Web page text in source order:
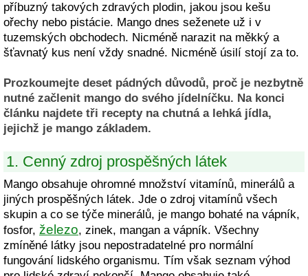
příbuzný takových zdravých plodin, jakou jsou kešu
ořechy nebo pistácie. Mango dnes seženete už i v
tuzemských obchodech. Nicméně narazit na měkký a
šťavnatý kus není vždy snadné. Nicméně úsilí stojí za to.
Prozkoumejte deset pádných důvodů, proč je nezbytně
nutné začlenit mango do svého jídelníčku. Na konci
článku najdete tři recepty na chutná a lehká jídla,
jejichž je mango základem.
1. Cenný zdroj prospěšných látek
Mango obsahuje ohromné množství vitamínů, minerálů a
jiných prospěšných látek. Jde o zdroj vitamínů všech
skupin a co se týče minerálů, je mango bohaté na vápník,
fosfor, železo, zinek, mangan a vápník. Všechny
zmíněné látky jsou nepostradatelné pro normální
fungování lidského organismu. Tím však seznam výhod